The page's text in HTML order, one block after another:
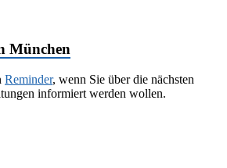
München
Reminder, wenn Sie über die nächsten
informiert werden wollen.